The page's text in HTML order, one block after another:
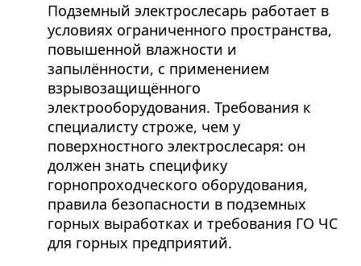
Подземный электрослесарь работает в
условиях ограниченного пространства,
повышенной влажности и
запылённости, с применением
взрывозащищённого
электрооборудования. Требования к
специалисту строже, чем у
поверхностного электрослесаря: он
должен знать специфику
горнопроходческого оборудования,
правила безопасности в подземных
горных выработках и требования ГО ЧС
для горных предприятий.